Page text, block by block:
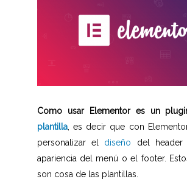
Como usar Elementor es un
plantilla, es decir que con
personalizar el diseño del header
apariencia del menú o el footer.
son cosa de las plantillas.